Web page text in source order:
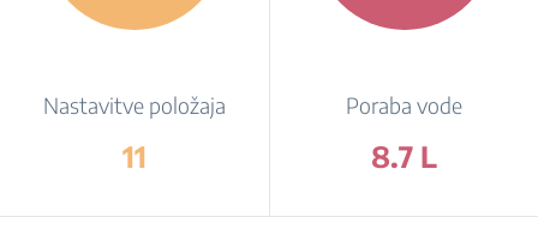
Nastavitve položaja
11
Poraba vode
8.7 L